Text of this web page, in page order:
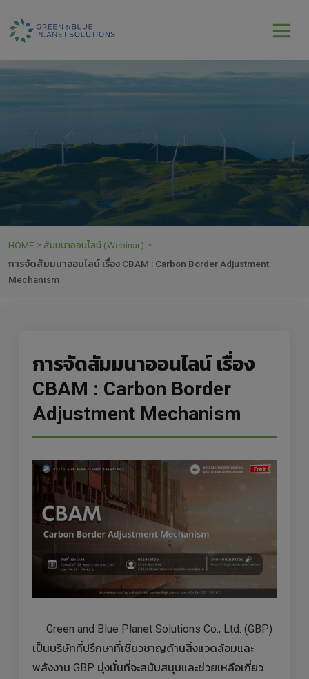
HOME > สัมมนาออนไลน์ (Webinar) >
การจัดสัมมนาออนไลน์ เรื่อง CBAM : Carbon Border Adjustment
Mechanism
การจัดสัมมนาออนไลน์ เรื่อง
CBAM : Carbon Border
Adjustment Mechanism
Green and Blue Planet Solutions Co., Ltd. (GBP)
เป็นบริษัทที่ปรึกษาที่เชี่ยวชาญด้านสิ่งแวดล้อมและ
พลังงาน GBP มุ่งมั่นที่จะสนับสนุนและช่วยเหลือเกี่ยว